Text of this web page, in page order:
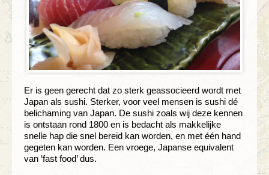
Er is geen gerecht dat zo sterk geassocieerd wordt met
Japan als sushi. Sterker, voor veel mensen is sushi dé
belichaming van Japan. De sushi zoals wij deze kennen
is ontstaan rond 1800 en is bedacht als makkelijke
snelle hap die snel bereid kan worden, en met één hand
gegeten kan worden. Een vroege, Japanse equivalent
van ‘fast food’ dus.